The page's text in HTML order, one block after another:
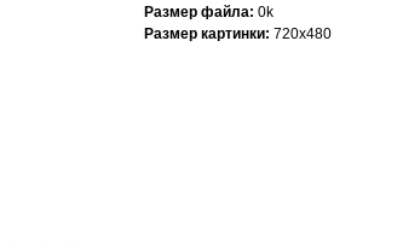
Размер файла: 0k
Размер картинки: 720x480